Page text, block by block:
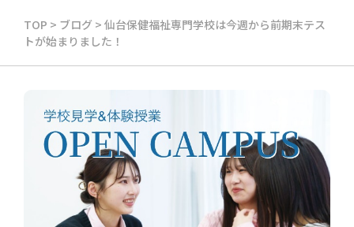
TOP > ブログ > 仙台保健福祉専門学校は今週から前期末テス
トが始まりました！